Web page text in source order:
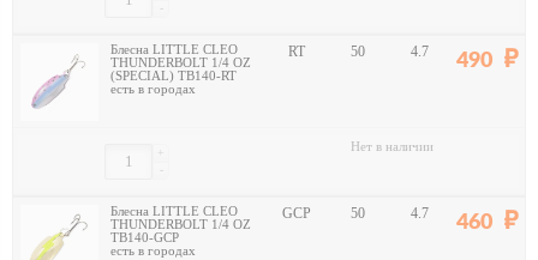
-
Блесна LITTLE CLEO
THUNDERBOLT 1/4 OZ
(SPECIAL) TB140-RT
есть в городах
RT 50 4.7 490
-
+ Нет в наличии
Блесна LITTLE CLEO
THUNDERBOLT 1/4 OZ
TB140-GCP
есть в городах
GCP 50 4.7 460